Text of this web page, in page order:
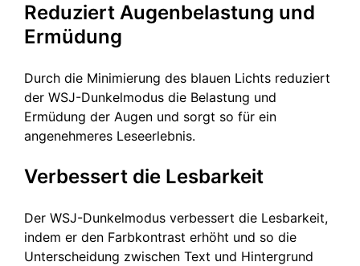
Reduziert Augenbelastung und
Ermüdung
Durch die Minimierung des blauen Lichts reduziert
der WSJ-Dunkelmodus die Belastung und
Ermüdung der Augen und sorgt so für ein
angenehmeres Leseerlebnis.
Verbessert die Lesbarkeit
Der WSJ-Dunkelmodus verbessert die Lesbarkeit,
indem er den Farbkontrast erhöht und so die
Unterscheidung zwischen Text und Hintergrund